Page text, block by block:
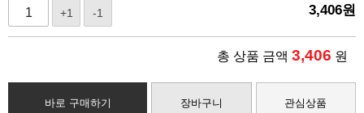
+1 -1 3,406원
총 상품 금액 3,406 원
바로 구매하기 장바구니 관심상품